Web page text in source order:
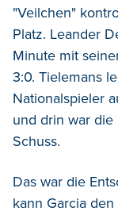
"Veilchen"
Platz. Leander
Minute mit
3:0. Tielemans
Nationalspieler
und drin war die
Schuss.
Das war die
kann Garcia